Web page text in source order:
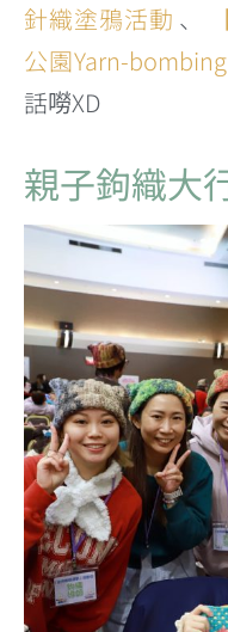
針織塗鴉活動 、
公園Yarn-
話嘮XD
親子鉤織大